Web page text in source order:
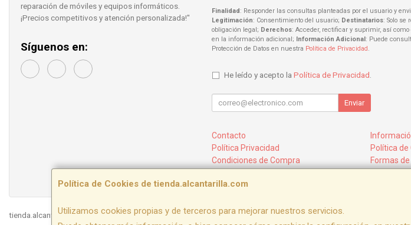
Política de Cookies de tienda.alcantarilla.com
Utilizamos cookies propias y de terceros para mejorar nuestros servicios.
reparación de móviles y equipos informáticos.
¡Precios competitivos y atención personalizada!"
Síguenos en:
Finalidad: Responder las consultas planteadas por el usuario y
Legitimación: Consentimiento del usuario; Destinatarios: Solo se
obligación legal; Derechos: Acceder, rectificar y suprimir, así
en la información adicional; Información Adicional: Puede
Protección de Datos en nuestra Política de Privacidad.
He leído y acepto la Política de Privacidad.
Enviar
Contacto
Política Privacidad
Política de
Condiciones de Compra
Formas
tienda.alcantarilla.com © 2026